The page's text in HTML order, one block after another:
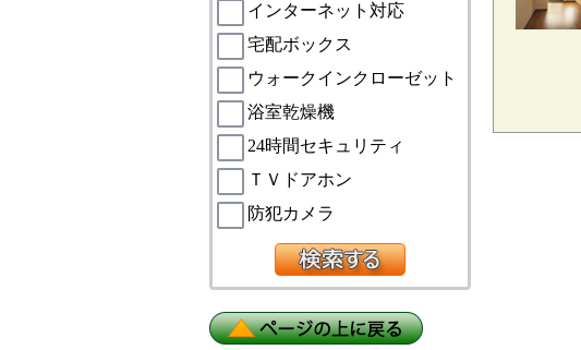
インターネット対応
宅配ボックス
ウォークインクローゼット
浴室乾燥機
24時間セキュリティ
ＴＶドアホン
防犯カメラ